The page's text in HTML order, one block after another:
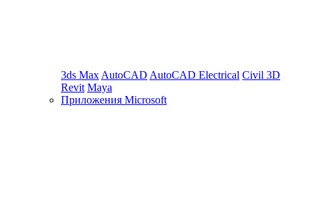
3ds Max AutoCAD AutoCAD Electrical Civil 3D
Revit Maya
Приложения Microsoft